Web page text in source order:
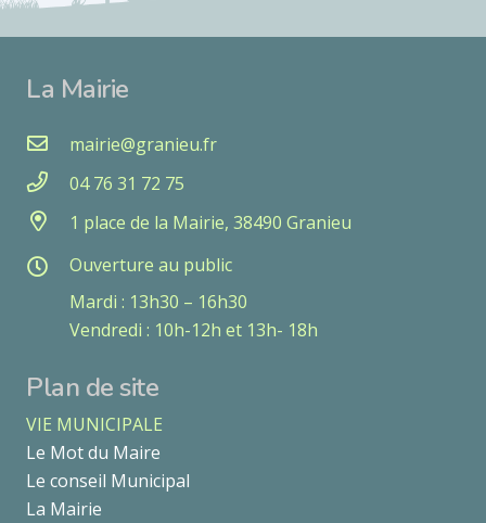
La Mairie
mairie@granieu.fr
04 76 31 72 75
1 place de la Mairie, 38490 Granieu
Ouverture au public
Mardi : 13h30 – 16h30
Vendredi : 10h-12h et 13h- 18h
Plan de site
VIE MUNICIPALE
Le Mot du Maire
Le conseil Municipal
La Mairie